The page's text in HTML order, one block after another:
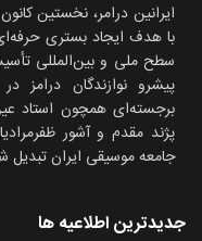
با هدف ایجاد بستری
سطح ملی و بین‌المللی
پیشرو نوازندگان درامز
برجسته‌ای همچون استاد
پژند مقدم و آشور
جامعه موسیقی ایران
جدیدترین اطلاعیه ها